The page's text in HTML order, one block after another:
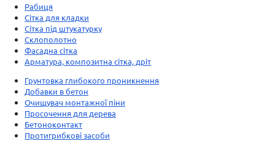
Рабиця
Сітка для кладки
Сітка під штукатурку
Склополотно
Фасадна сітка
Арматура, композитна сітка, дріт
Грунтовка глибокого проникнення
Добавки в бетон
Очищувач монтажної піни
Просочення для дерева
Бетоноконтакт
Протигрибкові засоби